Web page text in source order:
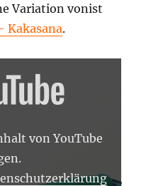
Variation vonist
Kakasana.
von YouTube